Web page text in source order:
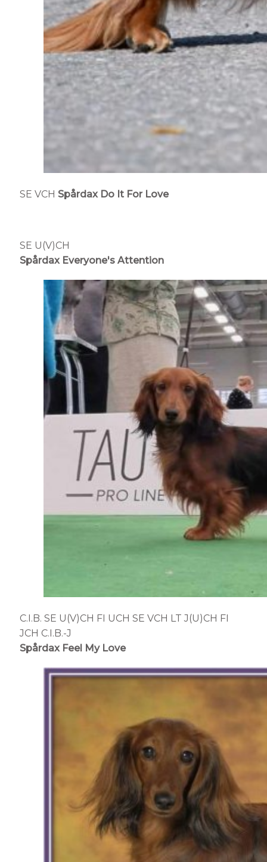
SE VCH Spårdax Do It For Love
SE U(V)CH
Spårdax Everyone's Attention
C.I.B. SE U(V)CH FI UCH SE VCH LT J(U)CH FI
JCH C.I.B.-J
Spårdax Feel My Love